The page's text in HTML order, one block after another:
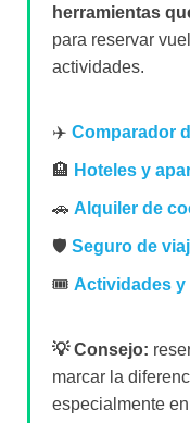
herramientas
para reservar
actividades.
✈️ Comparador
🏨 Hoteles y
🚗 Alquiler de
🛡️ Seguro de
🎟️ Actividades
💡 Consejo:
marcar la
especialmente